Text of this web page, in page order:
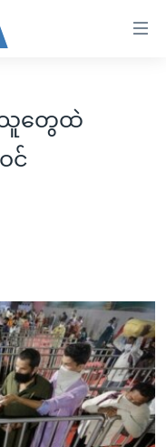
သူတွေထဲ
င်